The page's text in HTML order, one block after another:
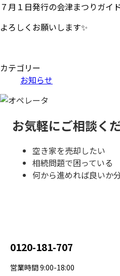
７月１日発行の会津まつりガイ
よろしくお願いします✨
カテゴリー
お知らせ
お気軽にご相談く
空き家を売却したい
相続問題で困っている
何から進めれば良いか
0120-181-707
営業時間 9:00-18:00